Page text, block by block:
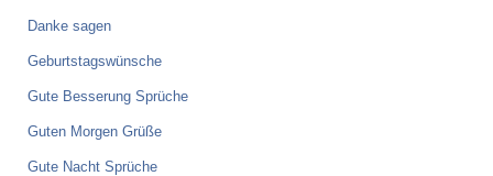
Danke sagen
Geburtstagswünsche
Gute Besserung Sprüche
Guten Morgen Grüße
Gute Nacht Sprüche